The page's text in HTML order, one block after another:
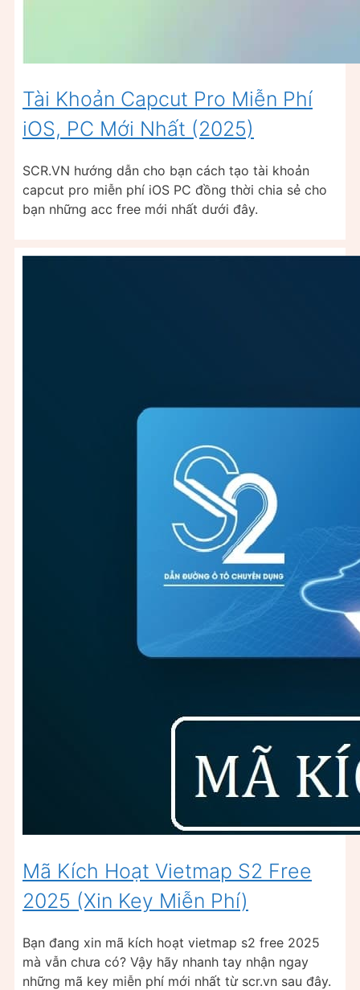
Tài Khoản Capcut Pro Miễn Phí
iOS, PC Mới Nhất (2025)
SCR.VN hướng dẫn cho bạn cách tạo tài khoản
capcut pro miễn phí iOS PC đồng thời chia sẻ cho
bạn những acc free mới nhất dưới đây.
Mã Kích Hoạt Vietmap S2 Free
2025 (Xin Key Miễn Phí)
Bạn đang xin mã kích hoạt vietmap s2 free 2025
mà vẫn chưa có? Vậy hãy nhanh tay nhận ngay
những mã key miễn phí mới nhất từ scr.vn sau đây.